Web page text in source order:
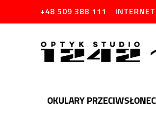
+48 509 388 111
OKULARY